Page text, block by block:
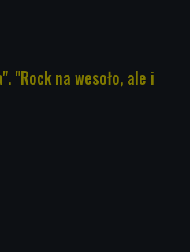
"Rock na wesoło, ale i